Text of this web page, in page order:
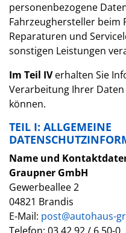
personenbezogene
Fahrzeughersteller beim
Reparaturen und
sonstigen Leistungen
Im Teil IVerhalten Sie
Verarbeitung Ihrer
können.
TEIL I: ALLGEMEINE
Name und
Graupner GmbH
Gewerbeallee 2
04821 Brandis
E-Mail: post@autohaus-